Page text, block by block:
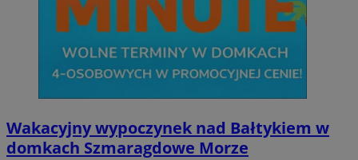
Wakacyjny wypoczynek nad Bałtykiem w
domkach Szmaragdowe Morze